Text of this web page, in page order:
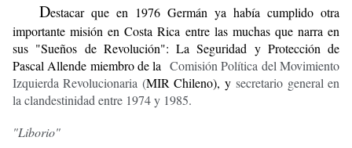
Destacar que en 1976 Germán ya había cumplido otra
importante misión en Costa Rica entre las muchas que narra en
sus "Sueños de Revolución": La Seguridad y Protección de
Pascal Allende miembro de la Comisión Política del Movimiento
Izquierda Revolucionaria (MIR Chileno), ysecretario general en
la clandestinidad entre 1974 y 1985.
"Liborio"